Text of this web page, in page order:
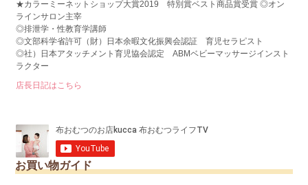
★カラーミーネットショップ大賞2019 特別賞ベスト商品賞受賞 ◎オン
ラインサロン主宰
◎排泄学・性教育学講師
◎文部科学省許可（財）日本余暇文化振興会認証 育児セラピスト
◎社）日本アタッチメント育児協会認定 ABMベビーマッサージインスト
ラクター
店長日記はこちら
お買い物ガイド